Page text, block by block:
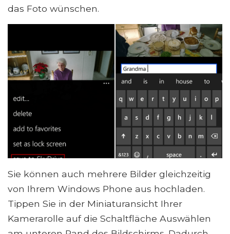
das Foto wünschen.
Sie können auch mehrere Bilder gleichzeitig
von Ihrem Windows Phone aus hochladen.
Tippen Sie in der Miniaturansicht Ihrer
Kamerarolle auf die Schaltfläche Auswählen